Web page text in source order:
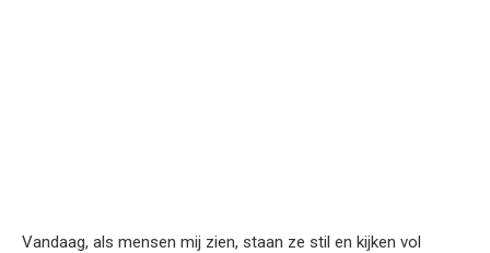
Vandaag, als mensen mij zien, staan ze stil en kijken vol